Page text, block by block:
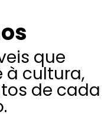
que
à cultura,
de cada